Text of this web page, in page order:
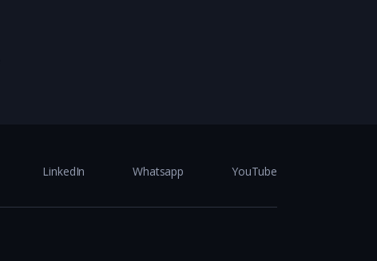
LinkedIn Whatsapp YouTube